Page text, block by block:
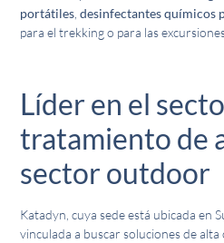
portátiles ,desinfectantes químicos
para el trekking o para las
Líder en el
tratamiento de
sector outdoor
Katadyn, cuya sede está ubicada en
vinculada a buscar soluciones de alta